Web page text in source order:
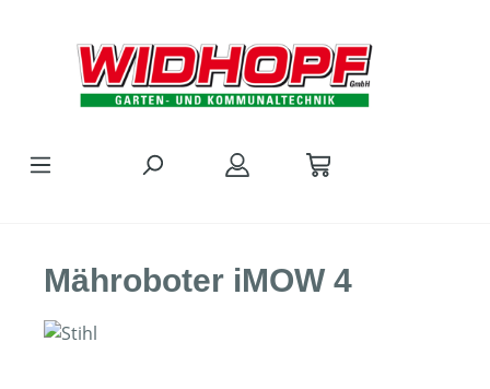
Mähroboter iMOW 4